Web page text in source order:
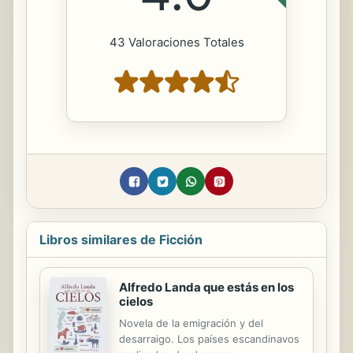
43 Valoraciones Totales
Libros similares de Ficción
Alfredo Landa que estás en los
cielos
Novela de la emigración y del
desarraigo. Los países escandinavos